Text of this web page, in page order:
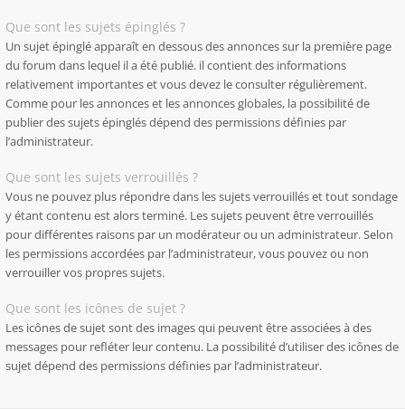
Que sont les sujets épinglés ?
Un sujet épinglé apparaît en dessous des annonces sur la première page
du forum dans lequel il a été publié. il contient des informations
relativement importantes et vous devez le consulter régulièrement.
Comme pour les annonces et les annonces globales, la possibilité de
publier des sujets épinglés dépend des permissions définies par
l’administrateur.
Que sont les sujets verrouillés ?
Vous ne pouvez plus répondre dans les sujets verrouillés et tout sondage
y étant contenu est alors terminé. Les sujets peuvent être verrouillés
pour différentes raisons par un modérateur ou un administrateur. Selon
les permissions accordées par l’administrateur, vous pouvez ou non
verrouiller vos propres sujets.
Que sont les icônes de sujet ?
Les icônes de sujet sont des images qui peuvent être associées à des
messages pour refléter leur contenu. La possibilité d’utiliser des icônes de
sujet dépend des permissions définies par l’administrateur.